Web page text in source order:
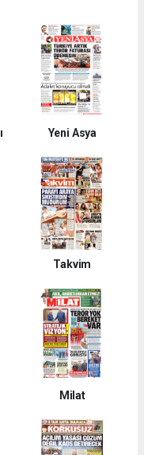
Yeni Asya
Takvim
Milat